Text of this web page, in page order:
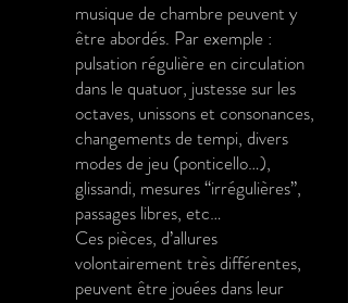
musique de chambre peuvent y
être abordés. Par exemple :
pulsation régulière en circulation
dans le quatuor, justesse sur les
octaves, unissons et consonances,
changements de tempi, divers
modes de jeu (ponticello…),
glissandi, mesures “irrégulières”,
passages libres, etc…
Ces pièces, d’allures
volontairement très différentes,
peuvent être jouées dans leur